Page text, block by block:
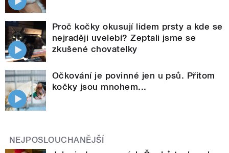
Proč kočky okusují lidem prsty a kde se
nejraději uvelebí? Zeptali jsme se
zkušené chovatelky
Očkování je povinné jen u psů. Přitom
kočky jsou mnohem...
NEJPOSLOUCHANĚJŠÍ